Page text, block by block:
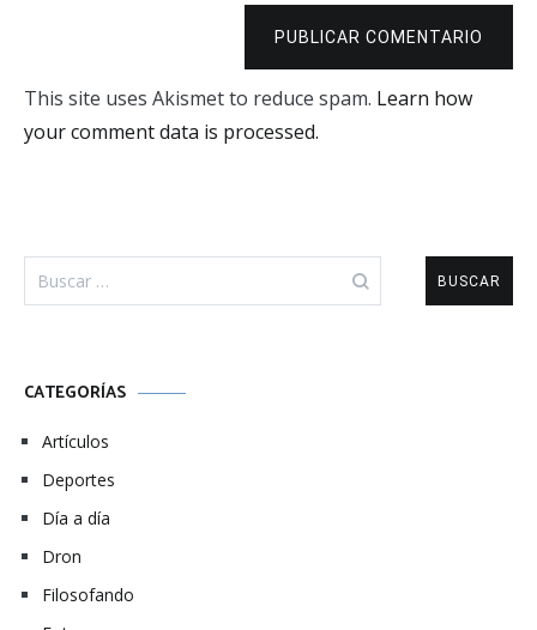
PUBLICAR COMENTARIO
This site uses Akismet to reduce spam. Learn how
your comment data is processed.
CATEGORÍAS
Artículos
Deportes
Día a día
Dron
Filosofando